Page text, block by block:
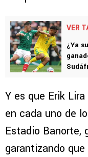
VER
¿Ya
Y es que Erik
en cada uno de
Estadio Banorte,
garantizando